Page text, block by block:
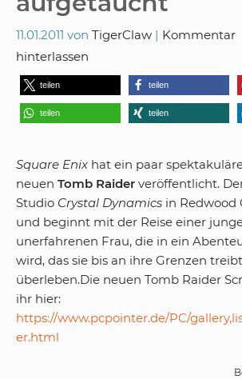
11.01.2011 von TigerClaw
Kommentar
hinterlassen
teilen teilen
teilen teilen
Square Enix hat ein paar
neuen Tomb Raider veröffentlicht.
Studio Crystal Dynamics in Redwood
und beginnt mit der Reise einer
unerfahrenen Frau, die in ein
wird, das sie bis an ihre Grenzen
überleben.Die neuen Tomb Raider
ihr hier:
https://www.pcpointer.de/PC/
er.html